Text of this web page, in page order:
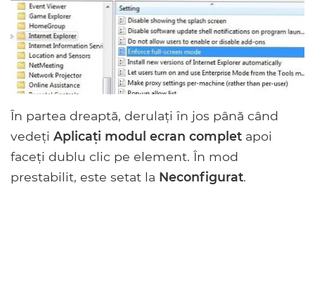
În partea dreaptă, derulați în jos până când
vedeți Aplicați modul ecran complet apoi
faceți dublu clic pe element. În mod
prestabilit, este setat la Neconfigurat.